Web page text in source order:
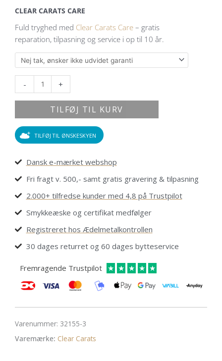
CLEAR CARATS CARE
Fuld tryghed med Clear Carats Care – gratis
reparation, tilpasning og service i op til 10 år.
-
antal
+
TILFØJ TIL KURV
TILFØJ TIL ØNSKESKYEN
Dansk e-mærket webshop
Fri fragt v. 500,- samt gratis gravering & tilpasning
2.000+ tilfredse kunder med 4,8 på Trustpilot
Smykkeæske og certifikat medfølger
Registreret hos Ædelmetalkontrollen
30 dages returret og 60 dages bytteservice
Fremragende Trustpilot ★ ★ ★ ★ ★
Varenummer: 32155-3
Varemærke: Clear Carats